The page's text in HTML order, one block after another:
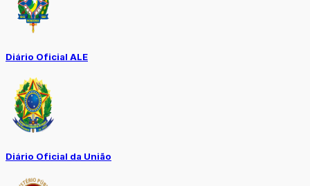
Diário Oficial ALE
Diário Oficial da União